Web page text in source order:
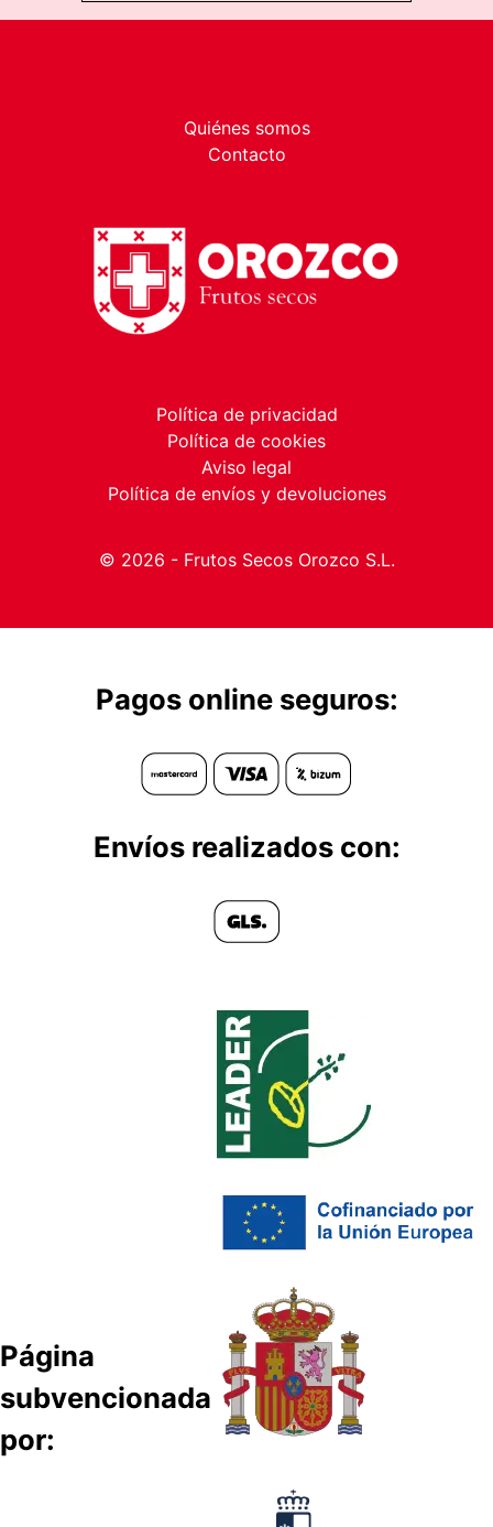
Quiénes somos
Contacto
Política de privacidad
Política de cookies
Aviso legal
Política de envíos y devoluciones
© 2026 - Frutos Secos Orozco S.L.
Pagos online seguros:
Envíos realizados con:
Página
subvencionada
por: